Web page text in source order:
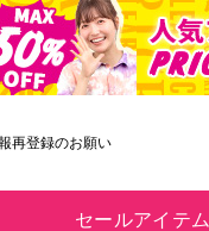
再登録のお願い
セールアイテム